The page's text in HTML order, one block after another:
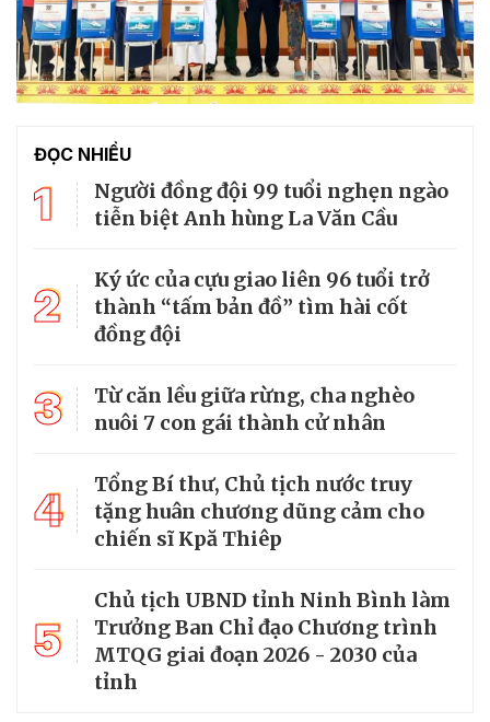
ĐỌC NHIỀU
1
Người đồng đội 99 tuổi nghẹn ngào
tiễn biệt Anh hùng La Văn Cầu
2
Ký ức của cựu giao liên 96 tuổi trở
thành “tấm bản đồ” tìm hài cốt
đồng đội
3
Từ căn lều giữa rừng, cha nghèo
nuôi 7 con gái thành cử nhân
4
Tổng Bí thư, Chủ tịch nước truy
tặng huân chương dũng cảm cho
chiến sĩ Kpă Thiêp
5
Chủ tịch UBND tỉnh Ninh Bình làm
Trưởng Ban Chỉ đạo Chương trình
MTQG giai đoạn 2026 - 2030 của
tỉnh